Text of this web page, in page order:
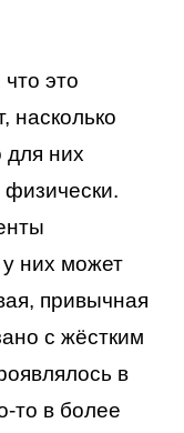
это
насколько
для них
физически.
них может
привычная
с жёстким
в
то в более